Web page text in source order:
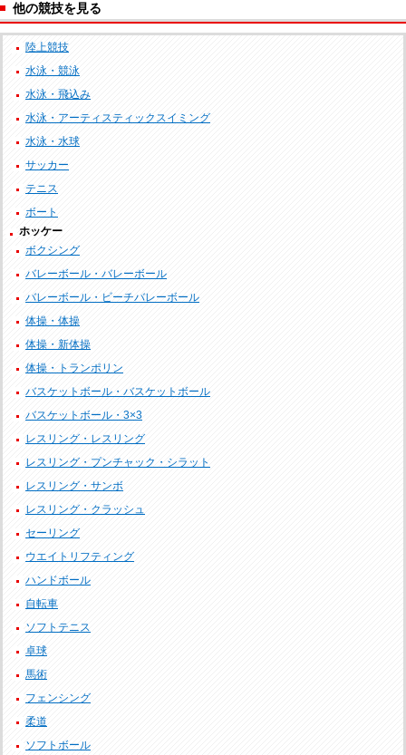
他の競技を見る
陸上競技
水泳・競泳
水泳・飛込み
水泳・アーティスティックスイミング
水泳・水球
サッカー
テニス
ボート
ホッケー
ボクシング
バレーボール・バレーボール
バレーボール・ビーチバレーボール
体操・体操
体操・新体操
体操・トランポリン
バスケットボール・バスケットボール
バスケットボール・3×3
レスリング・レスリング
レスリング・プンチャック・シラット
レスリング・サンボ
レスリング・クラッシュ
セーリング
ウエイトリフティング
ハンドボール
自転車
ソフトテニス
卓球
馬術
フェンシング
柔道
ソフトボール